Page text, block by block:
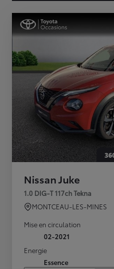
Nissan Juke
1.0 DIG-T 117ch Tekna
MONTCEAU-LES-MINES
Mise en circulation
02-2021
Energie
Essence